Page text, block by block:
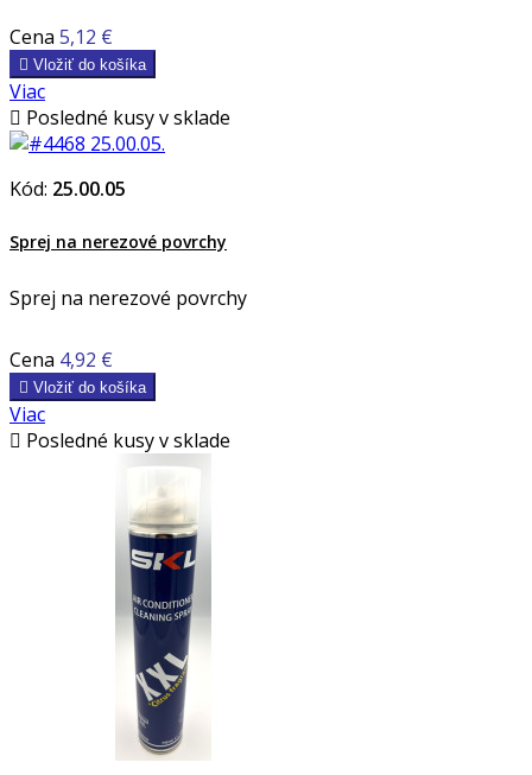
Cena 5,12 €
 Vložiť do košíka
Viac
 Posledné kusy v sklade
Kód: 25.00.05
Sprej na nerezové povrchy
Sprej na nerezové povrchy
Cena 4,92 €
 Vložiť do košíka
Viac
 Posledné kusy v sklade